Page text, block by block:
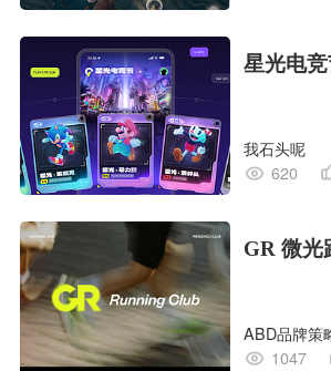
星光电
我石头呢
620
GR 微光
ABD品牌策
1047